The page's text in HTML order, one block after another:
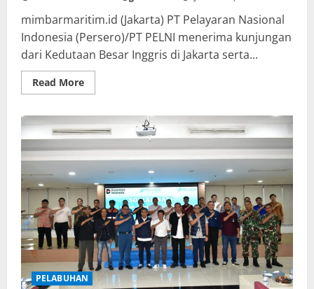
mimbarmaritim.id (Jakarta) PT Pelayaran Nasional
Indonesia (Persero)/PT PELNI menerima kunjungan
dari Kedutaan Besar Inggris di Jakarta serta...
Read MoreRead
more
Datangi
KM
Kelud,
Melihat
Langsung
Keberhasilan
Transformasi
PELNI
PELABUHAN